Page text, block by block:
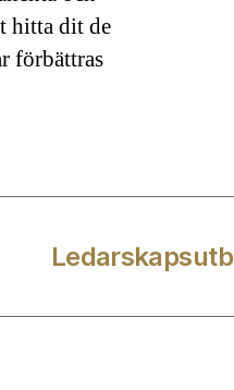
hitta dit de
förbättras